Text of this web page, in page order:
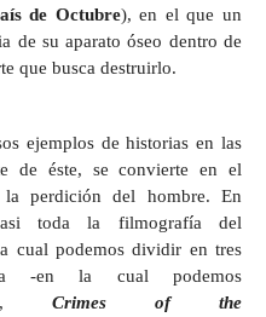
de Octubre), en el que un
de su aparato óseo dentro de
que busca destruirlo.
ejemplos de historias en las
de éste, se convierte en el
perdición del hombre. En
toda la filmografía del
cual podemos dividir en tres
-en la cual podemos
Crimes of the